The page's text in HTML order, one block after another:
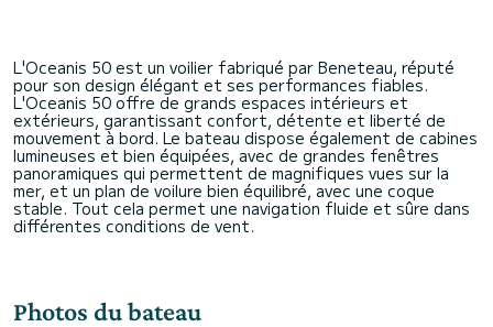
L'Oceanis 50 est un voilier fabriqué par Beneteau, réputé
pour son design élégant et ses performances fiables.
L'Oceanis 50 offre de grands espaces intérieurs et
extérieurs, garantissant confort, détente et liberté de
mouvement à bord. Le bateau dispose également de cabines
lumineuses et bien équipées, avec de grandes fenêtres
panoramiques qui permettent de magnifiques vues sur la
mer, et un plan de voilure bien équilibré, avec une coque
stable. Tout cela permet une navigation fluide et sûre dans
Photos du bateau